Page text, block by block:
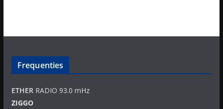
Frequenties
ETHERRADIO 93.0 mHz
ZIGGO